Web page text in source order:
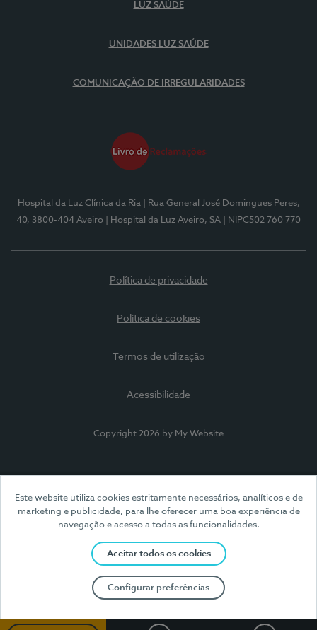
Este website utiliza cookies estritamente necessários, analíticos e de
marketing e publicidade, para lhe oferecer uma boa experiência de
navegação e acesso a todas as funcionalidades.
Aceitar todos os cookies
Configurar preferências
LUZ SAÚDE
UNIDADES LUZ SAÚDE
COMUNICAÇÃO DE IRREGULARIDADES
Hospital da Luz Clínica da Ria
| Rua General José Domingues Peres,
40, 3800-404 Aveiro
| Hospital da Luz Aveiro, SA | NIPC502 760 770
Política de privacidade
Política de cookies
Termos de utilização
Acessibilidade
Copyright 2026 by My Website